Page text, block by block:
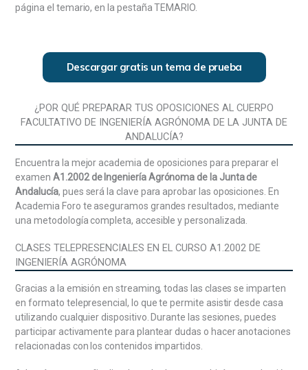
El Municipio: organización, competencias,
los Diputados Provinciales y regímenes especiales.
Las relaciones entre las instituciones de la Junta de
Concertación Local.
La Comunidad Autónoma de Andalucía:
Antecedentes histórico-culturales. El Estatuto de
Autonomía para Andalucía: proceso de elaboración,
fundamento, estructura y contenido básico.
Competencias de la Comunidad Autónoma.
Reforma del Estatuto.
Organización Institucional de la Comunidad
Autónoma de Andalucía (I): El Parlamento de
Andalucía. Composición, atribuciones y
funcionamiento. El Tribunal Superior de Justicia de
Andalucía. El Defensor del Pueblo de Andalucía. La
Cámara de Cuentas de Andalucía. La Oficina
Andaluza contra el Fraude y la Corrupción.
Organización Institucional de la Comunidad
página el temario, en la pestaña TEMARIO.
Descargar gratis un tema de prueba
¿POR QUÉ PREPARAR TUS OPOSICIONES AL CUERPO
FACULTATIVO DE INGENIERÍA AGRÓNOMA DE LA JUNTA DE
ANDALUCÍA?
Encuentra la mejor academia de oposiciones para preparar el
examenA1.2002 de Ingeniería Agrónoma de la Junta de
Andalucía, pues será la clave para aprobar las oposiciones. En
Academia Foro te aseguramos grandes resultados, mediante
una metodología completa, accesible y personalizada.
CLASES TELEPRESENCIALES EN EL CURSO A1.2002 DE
INGENIERÍA AGRÓNOMA
Gracias a la emisión en streaming, todas las clases se imparten
en formato telepresencial, lo que te permite asistir desde casa
utilizando cualquier dispositivo. Durante las sesiones, puedes
participar activamente para plantear dudas o hacer anotaciones
relacionadas con los contenidos impartidos.